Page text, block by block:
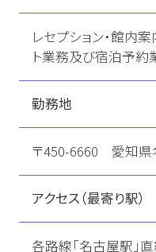
レセプション・館内
ト業務及び宿泊予約
勤務地
〒450-6660 愛知県
アクセス（最寄り駅）
各路線「名古屋駅」